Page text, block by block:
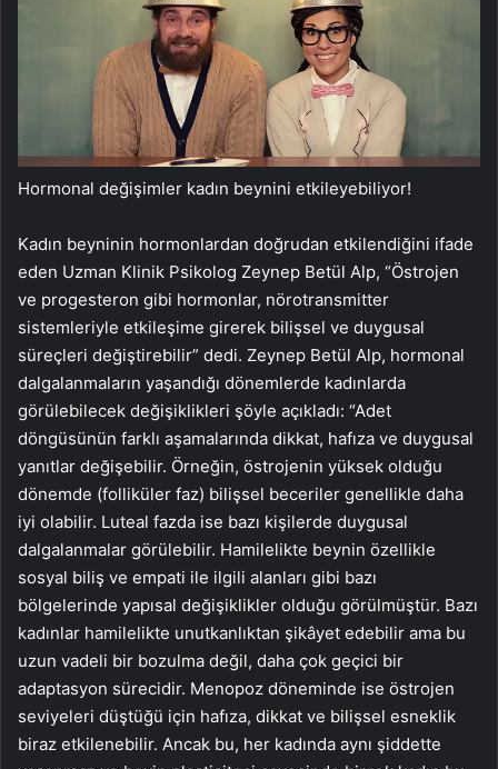
Hormonal değişimler kadın beynini etkileyebiliyor!
Kadın beyninin hormonlardan doğrudan etkilendiğini ifade
eden Uzman Klinik Psikolog Zeynep Betül Alp, “Östrojen
ve progesteron gibi hormonlar, nörotransmitter
sistemleriyle etkileşime girerek bilişsel ve duygusal
süreçleri değiştirebilir” dedi. Zeynep Betül Alp, hormonal
dalgalanmaların yaşandığı dönemlerde kadınlarda
görülebilecek değişiklikleri şöyle açıkladı: “Adet
döngüsünün farklı aşamalarında dikkat, hafıza ve duygusal
yanıtlar değişebilir. Örneğin, östrojenin yüksek olduğu
dönemde (folliküler faz) bilişsel beceriler genellikle daha
iyi olabilir. Luteal fazda ise bazı kişilerde duygusal
dalgalanmalar görülebilir. Hamilelikte beynin özellikle
sosyal biliş ve empati ile ilgili alanları gibi bazı
bölgelerinde yapısal değişiklikler olduğu görülmüştür. Bazı
kadınlar hamilelikte unutkanlıktan şikâyet edebilir ama bu
uzun vadeli bir bozulma değil, daha çok geçici bir
adaptasyon sürecidir. Menopoz döneminde ise östrojen
seviyeleri düştüğü için hafıza, dikkat ve bilişsel esneklik
biraz etkilenebilir. Ancak bu, her kadında aynı şiddette